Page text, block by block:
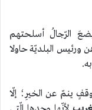
الرّجالُ أسلحتهم
ورئيس البلديّة حاولا
ينمّ عن الخيرِ؛ إلّا